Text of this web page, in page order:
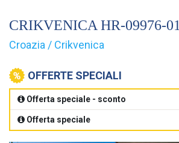
CRIKVENICA HR-09976-01
Croazia / Crikvenica
OFFERTE SPECIALI
Offerta speciale - sconto
Offerta speciale